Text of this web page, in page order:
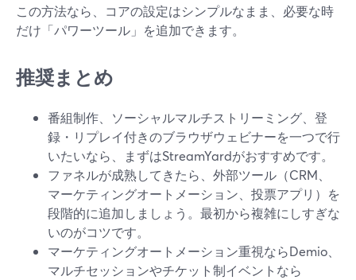
この方法なら、コアの設定はシンプルなまま、必要な時
だけ「パワーツール」を追加できます。
推奨まとめ
番組制作、ソーシャルマルチストリーミング、登
録・リプレイ付きのブラウザウェビナーを一つで行
いたいなら、まずはStreamYardがおすすめです。
ファネルが成熟してきたら、外部ツール（CRM、
マーケティングオートメーション、投票アプリ）を
段階的に追加しましょう。最初から複雑にしすぎな
いのがコツです。
マーケティングオートメーション重視ならDemio、
マルチセッションやチケット制イベントなら